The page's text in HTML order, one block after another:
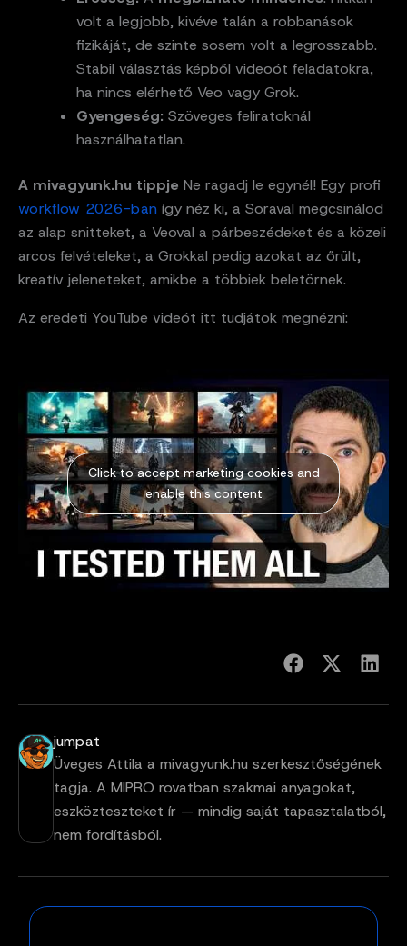
volt a legjobb, kivéve talán a robbanások
fizikáját, de szinte sosem volt a legrosszabb.
Stabil választás képből videoót feladatokra,
ha nincs elérhető Veo vagy Grok.
Gyengeség: Szöveges feliratoknál
használhatatlan.
A mivagyunk.hu tippje Ne ragadj le egynél! Egy profi
workflow 2026-ban így néz ki, a Soraval megcsinálod
az alap snitteket, a Veoval a párbeszédeket és a közeli
arcos felvételeket, a Grokkal pedig azokat az őrült,
kreatív jeleneteket, amikbe a többiek beletörnek.
Az eredeti YouTube videót itt tudjátok megnézni:
Click to accept marketing cookies and
enable this content
jumpat
Üveges Attila a mivagyunk.hu szerkesztőségének
tagja. A MIPRO rovatban szakmai anyagokat,
eszközteszteket ír — mindig saját tapasztalatból,
nem fordításból.